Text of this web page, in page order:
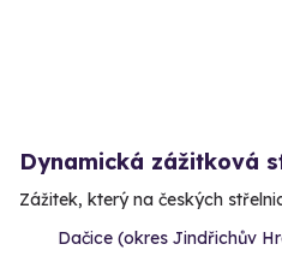
Dynamická zážitková
Zážitek, který na českých
Dačice (okres Jindřichův